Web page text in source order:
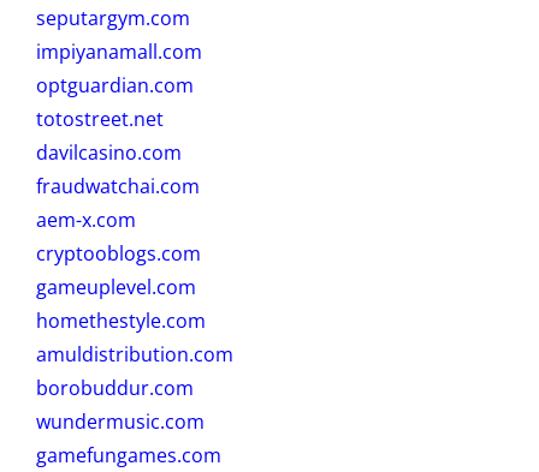
seputargym.com
impiyanamall.com
optguardian.com
totostreet.net
davilcasino.com
fraudwatchai.com
aem-x.com
cryptooblogs.com
gameuplevel.com
homethestyle.com
amuldistribution.com
borobuddur.com
wundermusic.com
gamefungames.com